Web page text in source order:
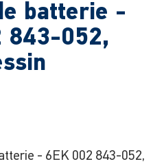
batterie -
843-052,
- 6EK 002 843-052,